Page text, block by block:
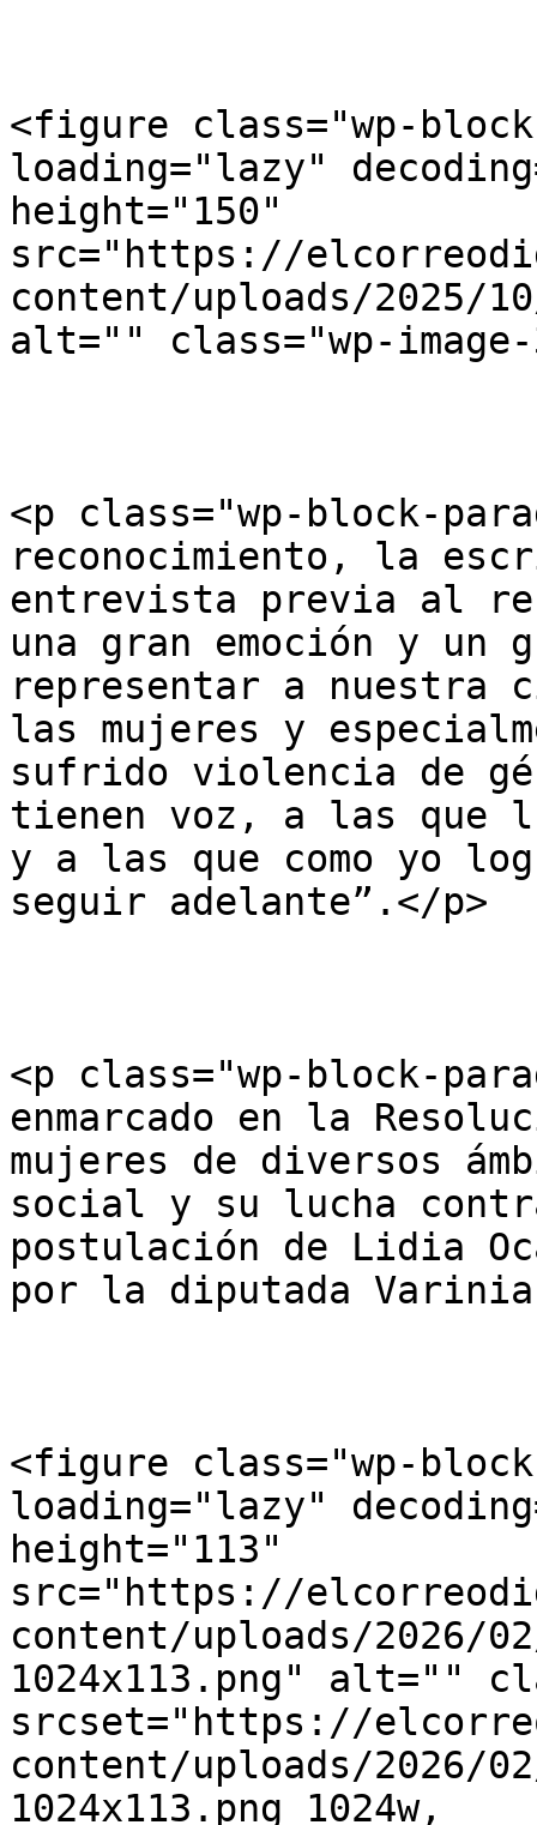
<figure class="wp-
loading="lazy"
height="150"
src="https://
content/uploads/2025/
alt="" class="wp-
<p class="wp-block-
reconocimiento, la
entrevista previa al
una gran emoción y
representar a nuestra
las mujeres y
sufrido violencia de
tienen voz, a las que
y a las que como yo
seguir adelante”.</p>
<p class="wp-block-
enmarcado en la
mujeres de diversos
social y su lucha
postulación de Lidia
por la diputada
<figure class="wp-
loading="lazy"
height="113"
src="https://
content/uploads/2026/
1024x113.png" alt=""
srcset="https://
content/uploads/2026/
1024x113.png 1024w,